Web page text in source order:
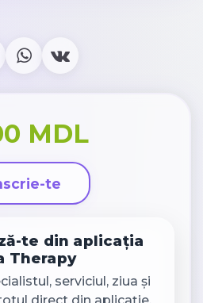
MDL
te
te din aplicația
Therapy
serviciul, ziua și